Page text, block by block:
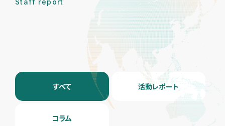
Staff report
すべて 活動レポート
コラム